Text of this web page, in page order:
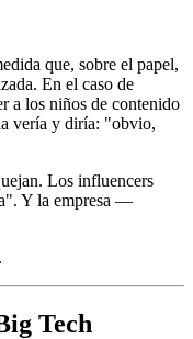
que, sobre el papel,
En el caso de
a los niños de contenido
vería y diría: "obvio,
Los influencers
Y la empresa —
Tech